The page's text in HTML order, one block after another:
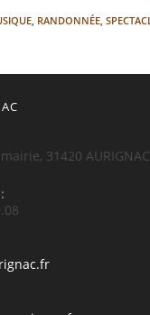
RANDONNÉE
31420 AURIGNAC
S’ouvre